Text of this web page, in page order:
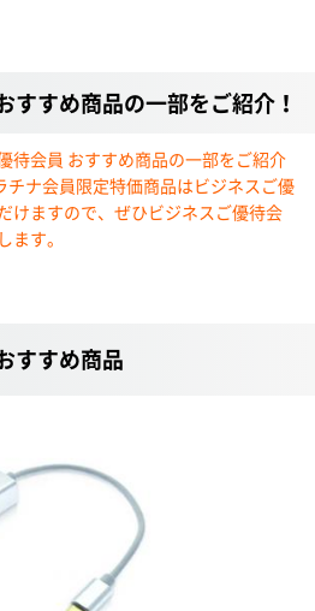
すすめ商品の一部をご紹介！
待会員 おすすめ商品の一部をご紹介
ナ会員限定特価商品はビジネスご優
けますので、ぜひビジネスご優待会
ます。
すすめ商品